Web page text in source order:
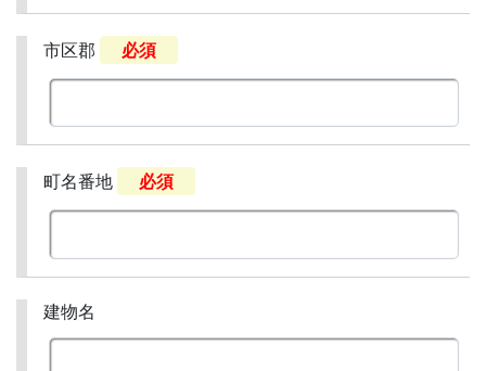
市区郡 必須
町名番地 必須
建物名